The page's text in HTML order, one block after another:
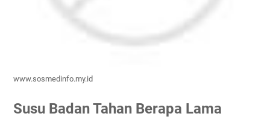
www.sosmedinfo.my.id
Susu Badan Tahan Berapa Lama